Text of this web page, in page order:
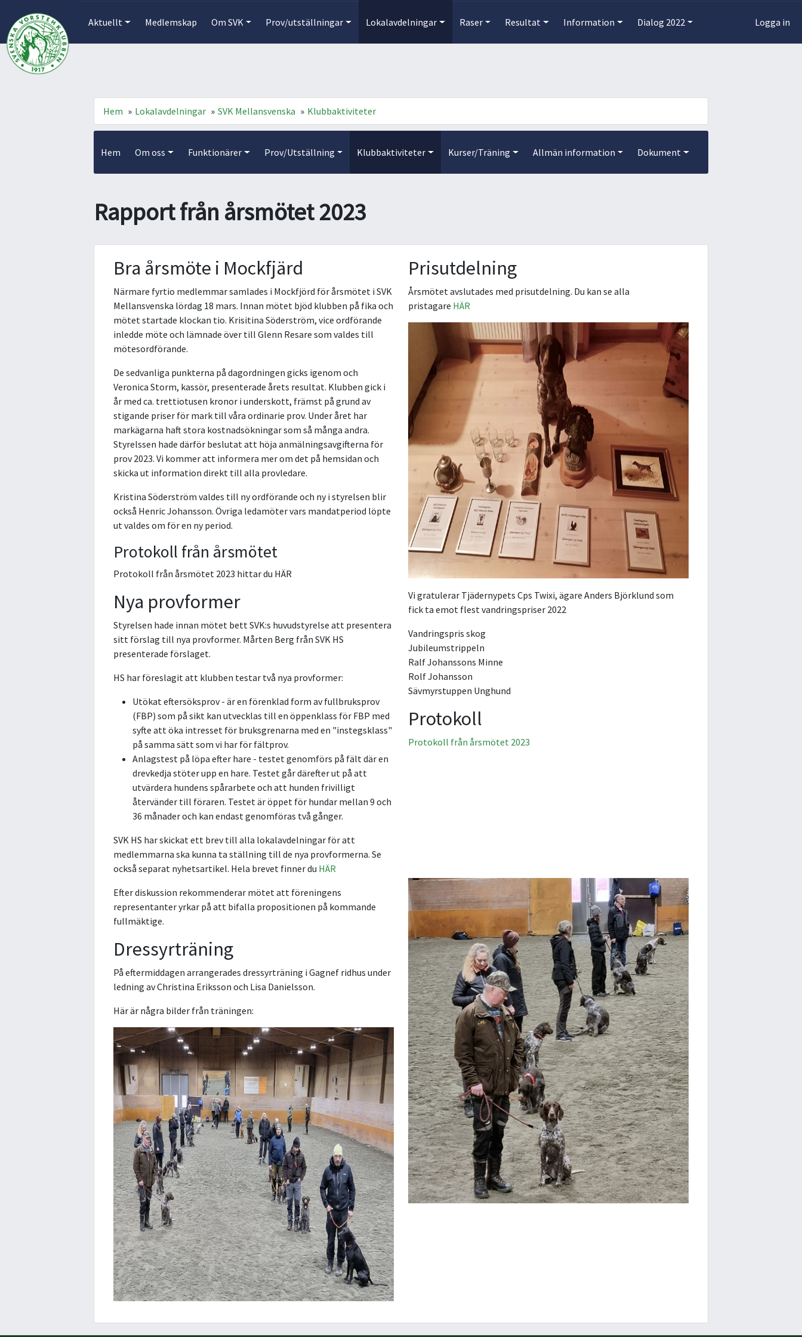
Aktuellt Medlemskap Om SVK Prov/utställningar Lokalavdelningar Raser Resultat Information Dialog 2022 Logga in
Hem » Lokalavdelningar » SVK Mellansvenska » Klubbaktiviteter
Hem Om oss Funktionärer Prov/Utställning Klubbaktiviteter Kurser/Träning Allmän information Dokument
Rapport från årsmötet 2023
Bra årsmöte i Mockfjärd
Närmare fyrtio medlemmar samlades i Mockfjörd för årsmötet i SVK
Mellansvenska lördag 18 mars. Innan mötet bjöd klubben på fika och
mötet startade klockan tio. Krisitina Söderström, vice ordförande
inledde möte och lämnade över till Glenn Resare som valdes till
mötesordförande.
De sedvanliga punkterna på dagordningen gicks igenom och
Veronica Storm, kassör, presenterade årets resultat. Klubben gick i
år med ca. trettiotusen kronor i underskott, främst på grund av
stigande priser för mark till våra ordinarie prov. Under året har
markägarna haft stora kostnadsökningar som så många andra.
Styrelssen hade därför beslutat att höja anmälningsavgifterna för
prov 2023. Vi kommer att informera mer om det på hemsidan och
skicka ut information direkt till alla provledare.
Kristina Söderström valdes till ny ordförande och ny i styrelsen blir
också Henric Johansson. Övriga ledamöter vars mandatperiod löpte
ut valdes om för en ny period.
Protokoll från årsmötet
Protokoll från årsmötet 2023 hittar du HÄR
Nya provformer
Styrelsen hade innan mötet bett SVK:s huvudstyrelse att presentera
sitt förslag till nya provformer. Mårten Berg från SVK HS
presenterade förslaget.
HS har föreslagit att klubben testar två nya provformer:
Utökat eftersöksprov - är en förenklad form av fullbruksprov
(FBP) som på sikt kan utvecklas till en öppenklass för FBP med
syfte att öka intresset för bruksgrenarna med en "instegsklass"
på samma sätt som vi har för fältprov.
Anlagstest på löpa efter hare - testet genomförs på fält där en
drevkedja stöter upp en hare. Testet går därefter ut på att
utvärdera hundens spårarbete och att hunden frivilligt
återvänder till föraren. Testet är öppet för hundar mellan 9 och
36 månader och kan endast genomföras två gånger.
SVK HS har skickat ett brev till alla lokalavdelningar för att
medlemmarna ska kunna ta ställning till de nya provformerna. Se
också separat nyhetsartikel. Hela brevet finner du HÄR
Efter diskussion rekommenderar mötet att föreningens
representanter yrkar på att bifalla propositionen på kommande
fullmäktige.
Dressyrträning
På eftermiddagen arrangerades dressyrträning i Gagnef ridhus under
ledning av Christina Eriksson och Lisa Danielsson.
Här är några bilder från träningen:
Prisutdelning
Årsmötet avslutades med prisutdelning. Du kan se alla
pristagare HÄR
Vi gratulerar Tjädernypets Cps Twixi, ägare Anders Björklund som
fick ta emot flest vandringspriser 2022
Vandringspris skog
Jubileumstrippeln
Ralf Johanssons Minne
Rolf Johansson
Sävmyrstuppen Unghund
Protokoll
Protokoll från årsmötet 2023